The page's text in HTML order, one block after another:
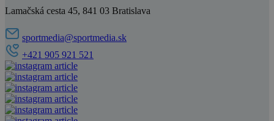
Lamačská cesta 45, 841 03 Bratislava
sportmedia@sportmedia.sk
+421 905 921 521